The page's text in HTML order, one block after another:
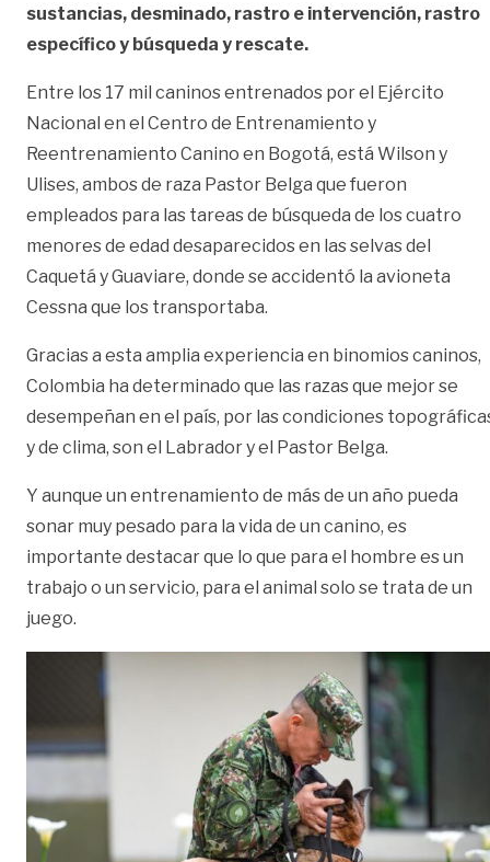
sustancias, desminado, rastro e intervención, rastro
específico y búsqueda y rescate.
Entre los 17 mil caninos entrenados por el Ejército
Nacional en el Centro de Entrenamiento y
Reentrenamiento Canino en Bogotá, está Wilson y
Ulises, ambos de raza Pastor Belga que fueron
empleados para las tareas de búsqueda de los cuatro
menores de edad desaparecidos en las selvas del
Caquetá y Guaviare, donde se accidentó la avioneta
Cessna que los transportaba.
Gracias a esta amplia experiencia en binomios caninos,
Colombia ha determinado que las razas que mejor se
desempeñan en el país, por las condiciones
y de clima, son el Labrador y el Pastor Belga.
Y aunque un entrenamiento de más de un año pueda
sonar muy pesado para la vida de un canino, es
importante destacar que lo que para el hombre es un
trabajo o un servicio, para el animal solo se trata de un
juego.